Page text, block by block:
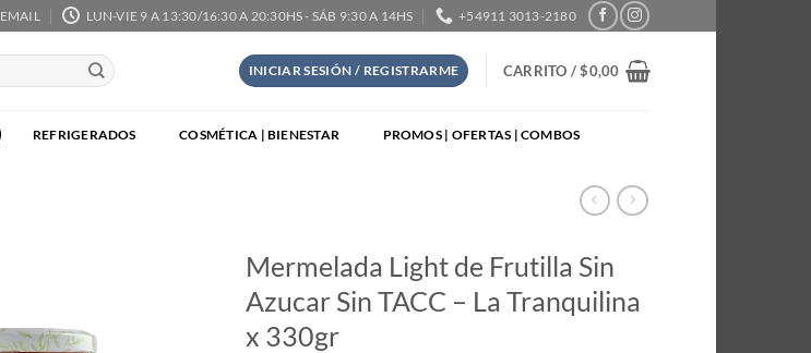
EMAIL LUN-VIE 9 A 13:30/16:30 A 20:30HS - SÁB 9:30 A 14HS +54911 3013-2180
INICIAR SESIÓN / REGISTRARME CARRITO /$0,00
REFRIGERADOS COSMÉTICA | BIENESTAR PROMOS | OFERTAS | COMBOS
Mermelada Light de Frutilla Sin
Azucar Sin TACC – La Tranquilina
x 330gr